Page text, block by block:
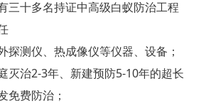
三十多名持证中高级白蚁防治工程
探测仪、热成像仪等仪器、设备；
灭治2-3年、新建预防5-10年的超长
免费防治；